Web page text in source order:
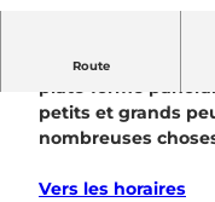
Route
Le nouveau
plate-forme
petits et grands
nombreuses
Vers les horaires